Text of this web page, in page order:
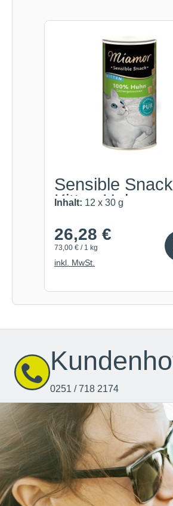
Produktgalerie überspringen
Sensible Snack
Kitten Huhn pur
Inhalt: 12 x 30 g
26,28 €
73,00 € / 1 kg
inkl. MwSt.
0251 / 718 2174